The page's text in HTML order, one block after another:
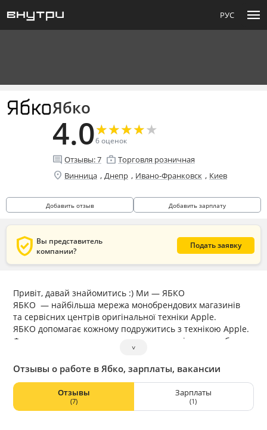
РУС menu
Ябко
4.0★
★★
★★
★★
★★
★
6оценок
comment Отзывы:7 enterprise Торговля розничная
location_on Винница , Днепр , Ивано-Франковск , Киев
Добавить отзыв Добавить зарплату
verified_user Вы представитель
компании?
Подать заявку
Привіт, давай знайомитись :) Ми — ЯБКО
ЯБКО — найбільша мережа монобрендових магазинів
та сервісних центрів оригінальної техніки Apple.
ЯБКО допомагає кожному подружитись з технікою Apple.
Формулювання, що дозволяє нам розповідати про будь-
який сервіс, послуги, товар — так, як ніхто не робить
на ринку. Ми прагнемо, щоб наші клієнти йшли
з магазину з посмішкою, а працівники з радістю сприяли
цьому :)
Команда ЯБКО постійно розвивається, тому ми шукаємо
нові таланти в команду: Дружніх, Чесних та Амбітних
˅
Отзывы о работе в Ябко, зарплаты, вакансии
Отзывы
(7)
Зарплаты
(1)